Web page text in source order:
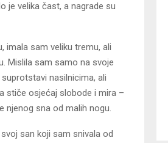
je velika čast, a nagrade su
imala sam veliku tremu, ali
Mislila sam samo na svoje
nasilnicima, ali
stiče osjećaj slobode i mira –
njenog sna od malih nogu.
san koji sam snivala od